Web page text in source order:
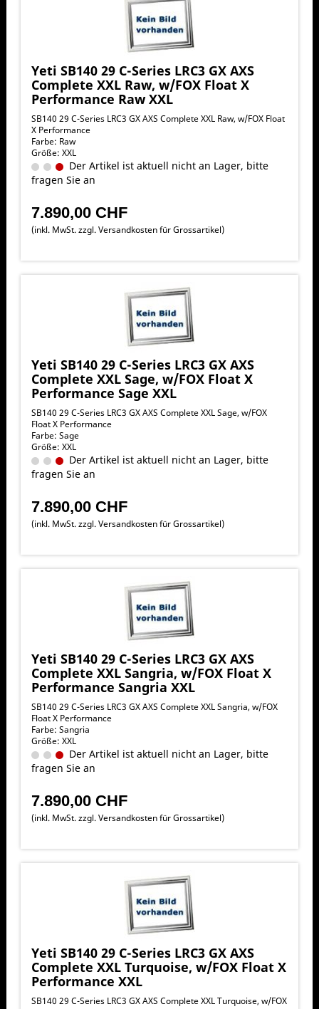
Yeti SB140 29 C-Series LRC3 GX AXS
Complete XXL Raw, w/FOX Float X
Performance Raw XXL
SB140 29 C-Series LRC3 GX AXS Complete XXL Raw, w/FOX Float
X Performance
Farbe: Raw
Größe: XXL
Der Artikel ist aktuell nicht an Lager, bitte
fragen Sie an
7.890,00 CHF
(inkl. MwSt. zzgl.Versandkosten für Grossartikel)
Yeti SB140 29 C-Series LRC3 GX AXS
Complete XXL Sage, w/FOX Float X
Performance Sage XXL
SB140 29 C-Series LRC3 GX AXS Complete XXL Sage, w/FOX
Float X Performance
Farbe: Sage
Größe: XXL
Der Artikel ist aktuell nicht an Lager, bitte
fragen Sie an
7.890,00 CHF
(inkl. MwSt. zzgl.Versandkosten für Grossartikel)
Yeti SB140 29 C-Series LRC3 GX AXS
Complete XXL Sangria, w/FOX Float X
Performance Sangria XXL
SB140 29 C-Series LRC3 GX AXS Complete XXL Sangria, w/FOX
Float X Performance
Farbe: Sangria
Größe: XXL
Der Artikel ist aktuell nicht an Lager, bitte
fragen Sie an
7.890,00 CHF
(inkl. MwSt. zzgl.Versandkosten für Grossartikel)
Yeti SB140 29 C-Series LRC3 GX AXS
Complete XXL Turquoise, w/FOX Float X
Performance XXL
SB140 29 C-Series LRC3 GX AXS Complete XXL Turquoise, w/FOX